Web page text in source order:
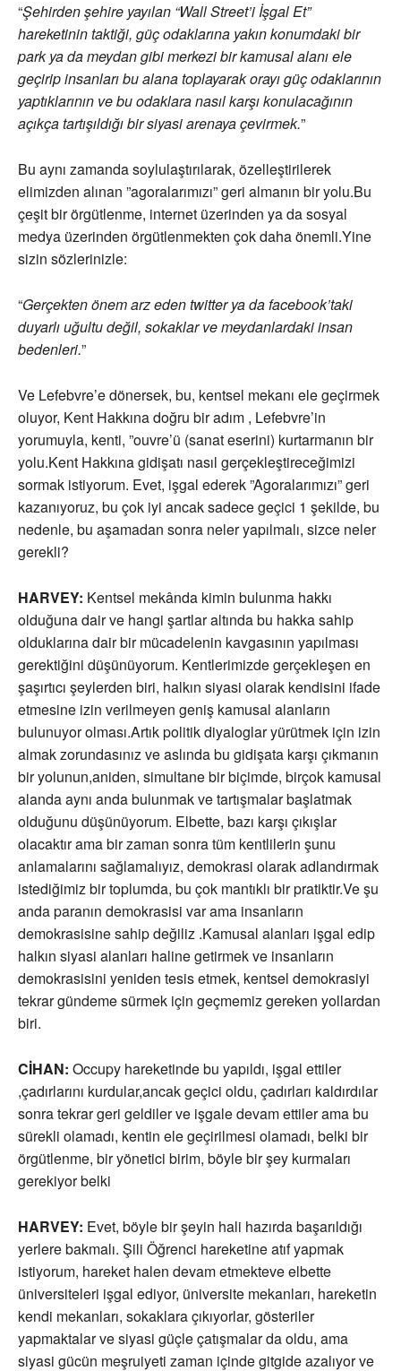
“Şehirden şehire yayılan “Wall Street’i İşgal Et”
hareketinin taktiği, güç odaklarına yakın konumdaki bir
park ya da meydan gibi merkezi bir kamusal alanı ele
geçirip insanları bu alana toplayarak orayı güç odaklarının
yaptıklarının ve bu odaklara nasıl karşı konulacağının
açıkça tartışıldığı bir siyasi arenaya çevirmek.”
Bu aynı zamanda soylulaştırılarak, özelleştirilerek
elimizden alınan ”agoralarımızı” geri almanın bir yolu.Bu
çeşit bir örgütlenme, internet üzerinden ya da sosyal
medya üzerinden örgütlenmekten çok daha önemli.Yine
sizin sözlerinizle:
“Gerçekten önem arz eden twitter ya da facebook’taki
duyarlı uğultu değil, sokaklar ve meydanlardaki insan
bedenleri.”
Ve Lefebvre’e dönersek, bu, kentsel mekanı ele geçirmek
oluyor, Kent Hakkına doğru bir adım , Lefebvre’in
yorumuyla, kenti, ”ouvre’ü (sanat eserini) kurtarmanın bir
yolu.Kent Hakkına gidişatı nasıl gerçekleştireceğimizi
sormak istiyorum. Evet, işgal ederek ”Agoralarımızı” geri
kazanıyoruz, bu çok iyi ancak sadece geçici 1 şekilde, bu
nedenle, bu aşamadan sonra neler yapılmalı, sizce neler
gerekli?
HARVEY: Kentsel mekânda kimin bulunma hakkı
olduğuna dair ve hangi şartlar altında bu hakka sahip
olduklarına dair bir mücadelenin kavgasının yapılması
gerektiğini düşünüyorum. Kentlerimizde gerçekleşen en
şaşırtıcı şeylerden biri, halkın siyasi olarak kendisini ifade
etmesine izin verilmeyen geniş kamusal alanların
bulunuyor olması.Artık politik diyaloglar yürütmek için izin
almak zorundasınız ve aslında bu gidişata karşı çıkmanın
bir yolunun,aniden, simultane bir biçimde, birçok kamusal
alanda aynı anda bulunmak ve tartışmalar başlatmak
olduğunu düşünüyorum. Elbette, bazı karşı çıkışlar
olacaktır ama bir zaman sonra tüm kentlilerin şunu
anlamalarını sağlamalıyız, demokrasi olarak adlandırmak
istediğimiz bir toplumda, bu çok mantıklı bir pratiktir.Ve şu
anda paranın demokrasisi var ama insanların
demokrasisine sahip değiliz .Kamusal alanları işgal edip
halkın siyasi alanları haline getirmek ve insanların
demokrasisini yeniden tesis etmek, kentsel demokrasiyi
tekrar gündeme sürmek için geçmemiz gereken yollardan
biri.
CİHAN: Occupy hareketinde bu yapıldı, işgal ettiler
,çadırlarını kurdular,ancak geçici oldu, çadırları kaldırdılar
sonra tekrar geri geldiler ve işgale devam ettiler ama bu
sürekli olamadı, kentin ele geçirilmesi olamadı, belki bir
örgütlenme, bir yönetici birim, böyle bir şey kurmaları
gerekiyor belki
HARVEY: Evet, böyle bir şeyin hali hazırda başarıldığı
yerlere bakmalı. Şili Öğrenci hareketine atıf yapmak
istiyorum, hareket halen devam etmekteve elbette
üniversiteleri işgal ediyor, üniversite mekanları, hareketin
kendi mekanları, sokaklara çıkıyorlar, gösteriler
yapmaktalar ve siyasi güçle çatışmalar da oldu, ama
siyasi gücün meşruiyeti zaman içinde gitgide azalıyor ve